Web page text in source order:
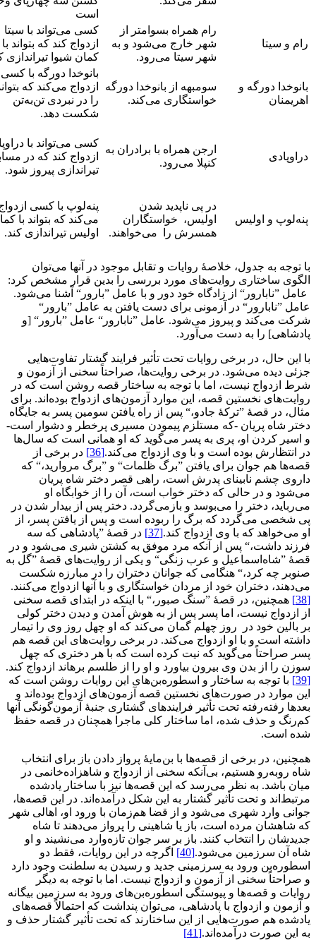
است
رام و سیتا
رام همراه بسوامتر از
شهر خارج می‌شود و به
شهر سیتا می‌رود.
کسی می‌تواند با سیتا
ازدواج کند که بتواند با
کمان شیوا تیراندازی
بانوخدا دورگه و
اهریمنان
سومبهه از بانوخدا دورگه
خواستگاری می‌کند.
بانوخدا دورگه با کسی
ازدواج می‌کند که
را در نبردی تن‌به‌تن
شکست دهد.
دراوپادی
ارجن همراه با برادران به
کنپلا می‌رود.
کسی می‌تواند با
ازدواج کند که در
تیراندازی پیروز شود.
پنه‌لوپ و اولیس
در پی ناپدید شدن
اولیس، خواستگاران
همسرش را می‌خواهند.
پنه‌لوپ با کسی
می‌کند که بتواند با
اولیس تیراندازی کند.
با توجه به جدول، خلاصۀ روایات و تقابل موجود در آنها می‌توان
الگوی ساختاری روایت‌های مورد بررسی را بدین قرار مشخص کرد:
عامل ”نابارور“ از زادگاه خود دور و با عامل ”بارور“ آشنا می‌شود.
عامل ”نابارور“ در آزمونی برای دست یافتن به عامل ”بارور“
شرکت می‌کند و پیروز می‌شود. عامل ”نابارور“ عامل ”بارور“ [و
پادشاهی] را به دست می‌آورد.
با این حال، در برخی روایات تحت تأثیر فرایند گشتار تفاوت‌هایی
جزئی دیده می‌شود. در برخی روایت‌ها، صراحتاً سخنی از آزمون و
شرط ازدواج نیست، اما با توجه به ساختار قصه روشن است که در
روایت‌های نخستین قصه، این موارد آزمون‌های ازدواج بوده‌اند. برای
مثال، در قصۀ ”ترکۀ جادو،“ پس از راه یافتن سومین پسر به جایگاه
دختر شاه پریان -که مستلزم پیمودن مسیری پرخطر و دشوار است-
و اسیر کردن او، پری به پسر می‌گوید که او همانی است که سال‌ها
در انتظارش بوده است و با وی ازدواج می‌کند.[36]
در برخی از
قصه‌ها هم جوان برای یافتن ”برگ ظلمات“ و ”برگ مروارید،“ که
داروی چشم نابینای پدرش است، راهی قصر دختر شاه پریان
می‌شود و در حالی که دختر خواب است، آن را از خوابگاه او
می‌رباید، دختر را می‌بوسد و بازمی‌گردد. دختر پس از بیدار شدن در
پی شخصی می‌گردد که برگ را ربوده است و پس از یافتن پسر، از
او می‌خواهد که با وی ازدواج کند.[37]
در قصۀ ”پادشاهی که سه
فرزند داشت،“ پس از آنکه مرد موفق به کشتن شیری می‌شود و در
قصۀ ”شاه‌اسماعیل و عرب زنگی“ و یکی از روایت‌های قصۀ ”گل به
صنوبر چه کرد،“ هنگامی که جوانان دختران را در مبارزه شکست
می‌دهند، دختران خود از مردان خواستگاری و با آنها ازدواج می‌کنند.
[38]
همچنین، در قصۀ ”سنگ صبور،“ با اینکه در ابتدای قصه سخنی
از ازدواج نیست، اما پسر پس از به هوش آمدن و دیدن دختر کولی
بر بالین خود در روز چهلم گمان می‌کند که او چهل روز وی را تیمار
داشته است و با او ازدواج می‌کند. در برخی روایت‌های این قصه هم
پسر صراحتاً می‌گوید که نیت کرده است که با هر دختری که چهل
سوزن را از بدن وی بیرون بیاورد و او را از طلسم برهاند ازدواج کند.
[39]
با توجه به ساختار و اسطوره‌بن‌های این روایات روشن است که
این موارد در صورت‌های نخستین قصه آزمون‌های ازدواج بوده‌اند و
بعدها رفته‌رفته تحت تأثیر فرایندهای گشتاری جنبۀ آزمون‌گونگی آنها
کم‌رنگ و حذف شده، اما ساختار کلی ماجرا همچنان در قصه حفظ
شده است.
همچنین، در برخی از قصه‌ها با بن‌مایۀ پرواز دادن باز برای انتخاب
شاه روبه‌رو هستیم، بی‌آنکه سخنی از ازدواج و شاهزاده‌خانمی در
میان باشد. به نظر می‌رسد که این قصه‌ها نیز با ساختار یادشده
مرتبط‌اند و تحت تأثیر گشتار به این شکل درآمده‌اند. در این قصه‌ها،
جوانی وارد شهری می‌شود و از قضا هم‌زمان با ورود او، اهالی شهر
که شاهشان مرده است، باز یا شاهینی را پرواز می‌دهند تا شاه
جدیدشان را انتخاب کنند. باز بر سر جوان تازه‌وارد می‌نشیند و او
شاه آن سرزمین می‌شود.[40]
اگرچه در این روایات، فقط دو
اسطوره‌بن ورود به سرزمینی جدید و رسیدن به سلطنت وجود دارد
و صراحتاً سخنی از آزمون و ازدواج نیست. اما با توجه به دیگر
روایات و قصه‌ها و پیوستگی اسطوره‌بن‌های ورود به سرزمین بیگانه
و آزمون و ازدواج با پادشاهی، می‌توان پنداشت که احتمالاً قصه‌های
یادشده هم صورت‌هایی از این ساختارند که تحت تأثیر گشتار حذف و
به این صورت درآمده‌اند.[41]